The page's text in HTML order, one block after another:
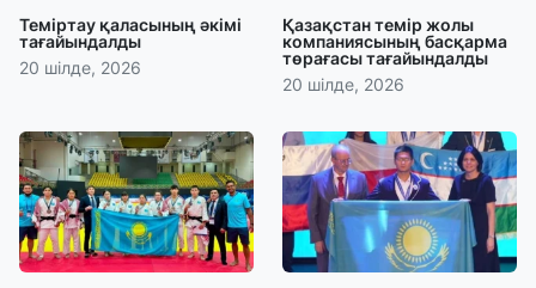
Теміртау қаласының әкімі
тағайындалды
20 шілде, 2026
Қазақстан темір жолы
компаниясының басқарма
төрағасы тағайындалды
20 шілде, 2026